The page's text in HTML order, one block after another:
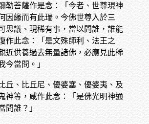
勒菩薩作是念：「今者、世尊現神
因緣而有此瑞。今佛世尊入於三
思議、現稀有事，當以問誰，誰能
作此念：「是文殊師利、法王之
近供養過去無量諸佛，必應見此稀
今當問。」
丘、比丘尼、優婆塞、優婆夷、及
神等，咸作此念：「是佛光明神通
問誰？」